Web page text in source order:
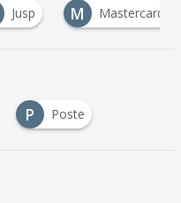
Jusp M Mastercard
P Poste